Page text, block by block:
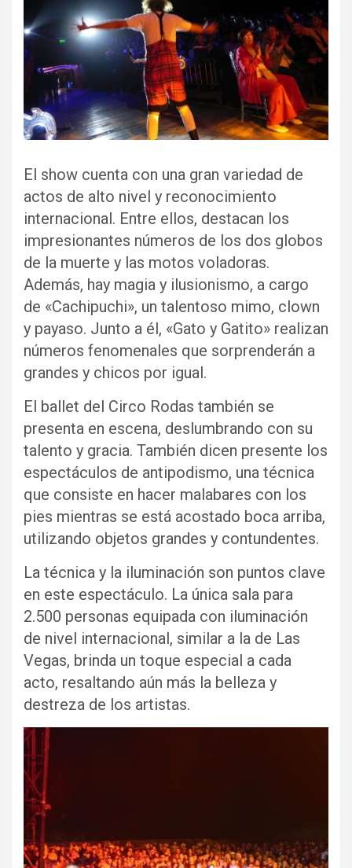
El show cuenta con una gran variedad de
actos de alto nivel y reconocimiento
internacional. Entre ellos, destacan los
impresionantes números de los dos globos
de la muerte y las motos voladoras.
Además, hay magia y ilusionismo, a cargo
de «Cachipuchi», un talentoso mimo, clown
y payaso. Junto a él, «Gato y Gatito» realizan
números fenomenales que sorprenderán a
grandes y chicos por igual.
El ballet del Circo Rodas también se
presenta en escena, deslumbrando con su
talento y gracia. También dicen presente los
espectáculos de antipodismo, una técnica
que consiste en hacer malabares con los
pies mientras se está acostado boca arriba,
utilizando objetos grandes y contundentes.
La técnica y la iluminación son puntos clave
en este espectáculo. La única sala para
2.500 personas equipada con iluminación
de nivel internacional, similar a la de Las
Vegas, brinda un toque especial a cada
acto, resaltando aún más la belleza y
destreza de los artistas.